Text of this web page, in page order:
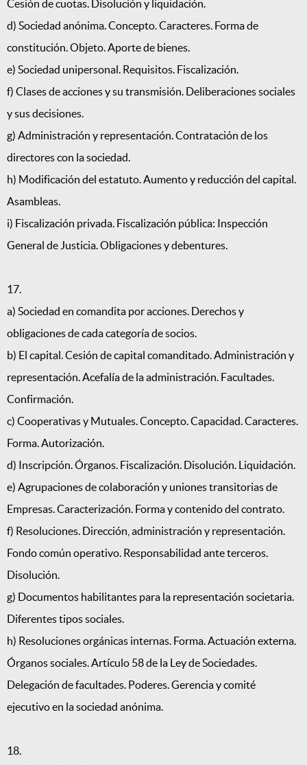
Cesión de cuotas. Disolución y liquidación.
d) Sociedad anónima. Concepto. Caracteres. Forma de
constitución. Objeto. Aporte de bienes.
e) Sociedad unipersonal. Requisitos. Fiscalización.
f) Clases de acciones y su transmisión. Deliberaciones sociales
y sus decisiones.
g) Administración y representación. Contratación de los
directores con la sociedad.
h) Modificación del estatuto. Aumento y reducción del capital.
Asambleas.
i) Fiscalización privada. Fiscalización pública: Inspección
General de Justicia. Obligaciones y debentures.
17.
a) Sociedad en comandita por acciones. Derechos y
obligaciones de cada categoría de socios.
b) El capital. Cesión de capital comanditado. Administración y
representación. Acefalía de la administración. Facultades.
Confirmación.
c) Cooperativas y Mutuales. Concepto. Capacidad. Caracteres.
Forma. Autorización.
d) Inscripción. Órganos. Fiscalización. Disolución. Liquidación.
e) Agrupaciones de colaboración y uniones transitorias de
Empresas. Caracterización. Forma y contenido del contrato.
f) Resoluciones. Dirección, administración y representación.
Fondo común operativo. Responsabilidad ante terceros.
Disolución.
g) Documentos habilitantes para la representación societaria.
Diferentes tipos sociales.
h) Resoluciones orgánicas internas. Forma. Actuación externa.
Órganos sociales. Artículo 58 de la Ley de Sociedades.
Delegación de facultades. Poderes. Gerencia y comité
ejecutivo en la sociedad anónima.
18.